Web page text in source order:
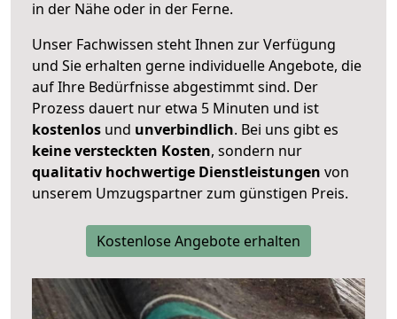
in der Nähe oder in der Ferne.
Unser Fachwissen steht Ihnen zur Verfügung
und Sie erhalten gerne individuelle Angebote, die
auf Ihre Bedürfnisse abgestimmt sind. Der
Prozess dauert nur etwa 5 Minuten und ist
kostenlos und unverbindlich. Bei uns gibt es
keine versteckten Kosten, sondern nur
qualitativ hochwertige Dienstleistungen von
unserem Umzugspartner zum günstigen Preis.
Kostenlose Angebote erhalten